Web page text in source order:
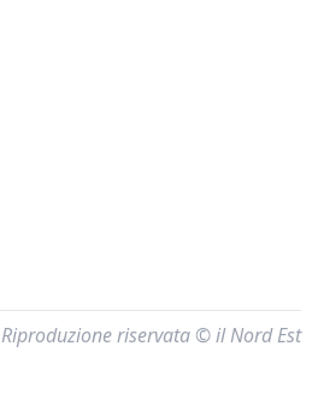
Riproduzione riservata © il Nord Est